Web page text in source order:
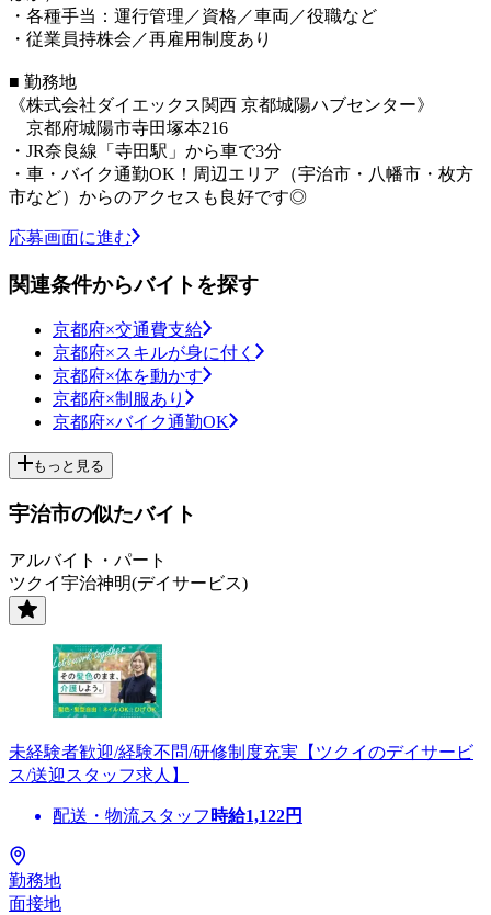
・各種手当：運行管理／資格／車両／役職など
・従業員持株会／再雇用制度あり
■ 勤務地
《株式会社ダイエックス関西 京都城陽ハブセンター》
京都府城陽市寺田塚本216
・JR奈良線「寺田駅」から車で3分
・車・バイク通勤OK！周辺エリア（宇治市・八幡市・枚方
市など）からのアクセスも良好です◎
応募画面に進む
関連条件からバイトを探す
京都府×交通費支給
京都府×スキルが身に付く
京都府×体を動かす
京都府×制服あり
京都府×バイク通勤OK
もっと見る
宇治市の似たバイト
アルバイト・パート
ツクイ宇治神明(デイサービス)
未経験者歓迎/経験不問/研修制度充実【ツクイのデイサービ
ス/送迎スタッフ求人】
配送・物流スタッフ 時給1,122円
勤務地
面接地